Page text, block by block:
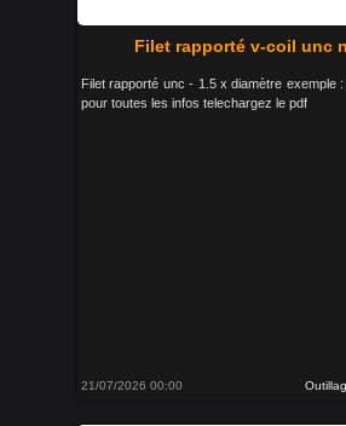
Filet rapporté v-coil unc
Filet rapporté unc - 1.5 x diamètre exemple
pour toutes les infos telechargez le pdf
21/07/2026 00:00